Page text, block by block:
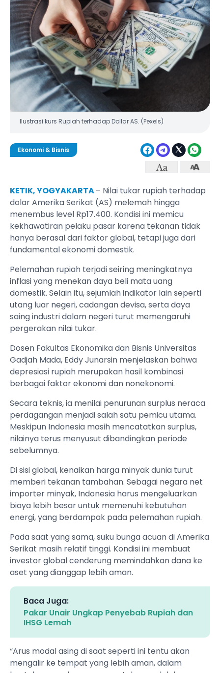
Ilustrasi kurs Rupiah terhadap Dollar AS. (Pexels)
Ekonomi & Bisnis
KETIK, YOGYAKARTA– Nilai tukar rupiah terhadap
dolar Amerika Serikat (AS) melemah hingga
menembus level Rp17.400. Kondisi ini memicu
kekhawatiran pelaku pasar karena tekanan tidak
hanya berasal dari faktor global, tetapi juga dari
fundamental ekonomi domestik.
Pelemahan rupiah terjadi seiring meningkatnya
inflasi yang menekan daya beli mata uang
domestik. Selain itu, sejumlah indikator lain seperti
utang luar negeri, cadangan devisa, serta daya
saing industri dalam negeri turut memengaruhi
pergerakan nilai tukar.
Dosen Fakultas Ekonomika dan Bisnis Universitas
Gadjah Mada, Eddy Junarsin menjelaskan bahwa
depresiasi rupiah merupakan hasil kombinasi
berbagai faktor ekonomi dan nonekonomi.
Secara teknis, ia menilai penurunan surplus neraca
perdagangan menjadi salah satu pemicu utama.
Meskipun Indonesia masih mencatatkan surplus,
nilainya terus menyusut dibandingkan periode
sebelumnya.
Di sisi global, kenaikan harga minyak dunia turut
memberi tekanan tambahan. Sebagai negara net
importer minyak, Indonesia harus mengeluarkan
biaya lebih besar untuk memenuhi kebutuhan
energi, yang berdampak pada pelemahan rupiah.
Pada saat yang sama, suku bunga acuan di Amerika
Serikat masih relatif tinggi. Kondisi ini membuat
investor global cenderung memindahkan dana ke
aset yang dianggap lebih aman.
Baca Juga:
Pakar Unair Ungkap Penyebab Rupiah dan
IHSG Lemah
“Arus modal asing di saat seperti ini tentu akan
mengalir ke tempat yang lebih aman, dalam